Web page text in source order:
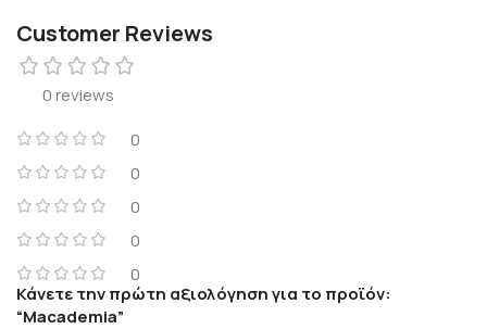
Customer Reviews
0 reviews
0
0
0
0
0
Κάνετε την πρώτη αξιολόγηση για το προϊόν:
“Macademia”